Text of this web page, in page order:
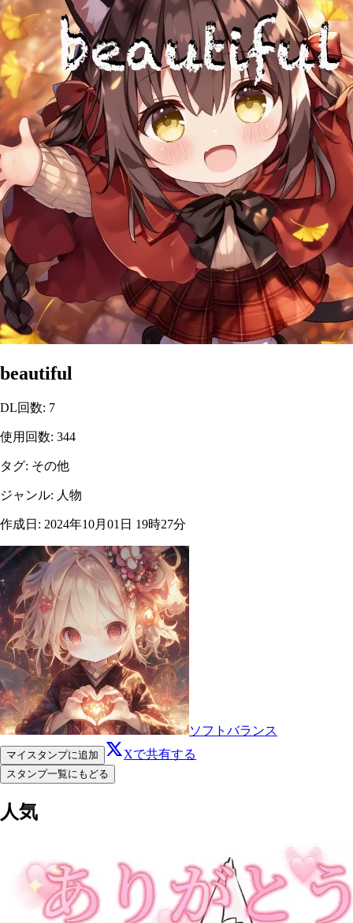
beautiful
DL回数: 7
使用回数: 344
タグ: その他
ジャンル: 人物
作成日 : 2024年10月01日 19時27分
ソフトバランス
マイスタンプに追加 Xで共有する
スタンプ一覧にもどる
人気